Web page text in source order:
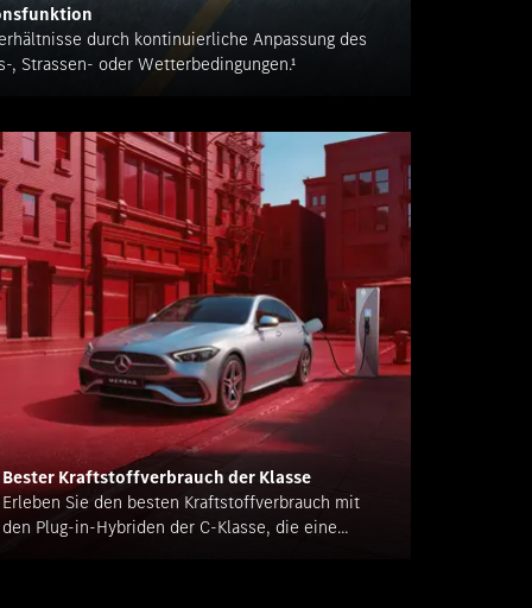
durch kontinuierliche Anpassung des
, Strassen- oder Wetterbedingungen.¹
Bester Kraftstoffverbrauch der Klasse
Erleben Sie den besten Kraftstoffverbrauch mit
den Plug-in-Hybriden der C-Klasse, die eine